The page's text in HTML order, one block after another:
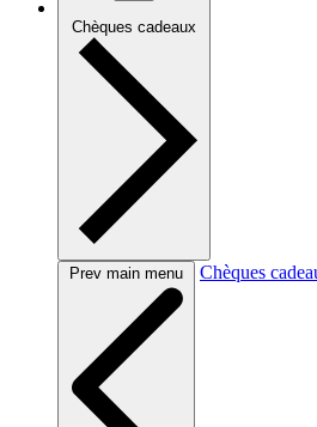
Chèques cadeaux
Prev main menu Chèques